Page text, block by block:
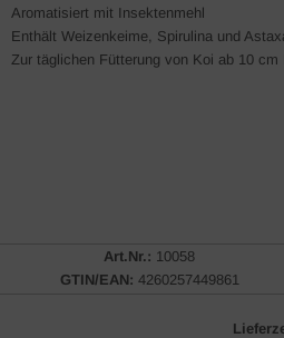
Aromatisiert mit Insektenmehl
Enthält Weizenkeime, Spirulina und
Zur täglichen Fütterung von Koi ab 10 cm
Art.Nr.: 10058
GTIN/EAN: 4260257449861